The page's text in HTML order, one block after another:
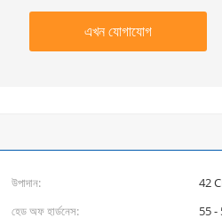
এখন যোগাযোগ
উপাদান:
42
হেড অফ হার্ডনেস:
55 -